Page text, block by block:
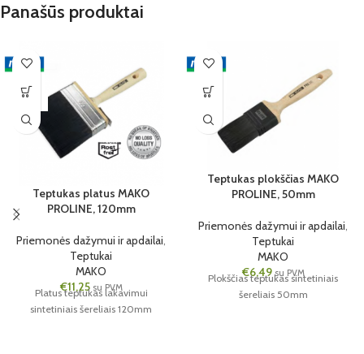
Panašūs produktai
6 VNT.
Teptukas platus MAKO
PROLINE, 120mm
Priemonės dažymui ir apdailai
Teptukai
MAKO
€11,25 su PVM
Platus teptukas lakavimui
sintetiniais šereliais 120mm
6 VNT.
Teptukas plokščias MAKO
PROLINE, 50mm
Priemonės dažymui ir apdailai
Teptukai
MAKO
€6,49 su PVM
Plokščias teptukas sintetiniais
šereliais 50mm